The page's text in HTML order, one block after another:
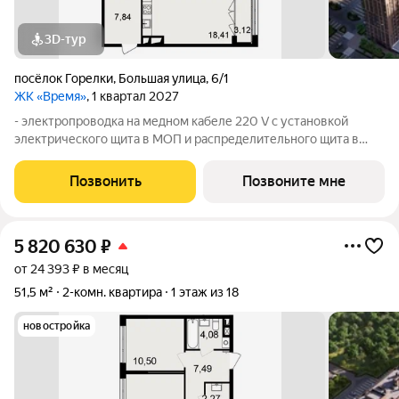
3D-тур
посёлок Горелки, Большая улица,6/1
ЖК «Время», 1 квартал 2027
- электропроводка на медном кабеле 220 V с установкой
электрического щита в МОП и распределительного щита в
выключатели; - установлена силовая электрическая розетка
для самостоятельной установки
Позвонить Позвоните мне
5 820 630 ₽
от 24 393 ₽ в месяц
51,5 м²
2-комн. квартира 1 этаж из 18
новостройка